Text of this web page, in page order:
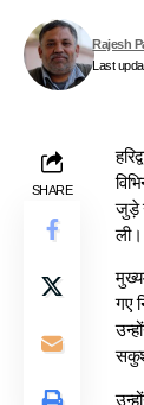
Last
Rajesh
SHARE
जुड़े
ली।
गए